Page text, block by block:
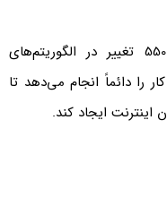
گوگل در سال 2009 حدودا 350 تا 550 تغییر در الگوریتم‌های
دائماً انجام می‌دهد تا
اینترنت ایجاد کند.